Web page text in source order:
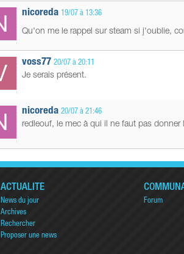
nicoreda 19/07 à 13:36
Qu'on me le rappel sur steam si j'oublie,
voss77 20/07 à 20:11
Je serais présent.
nicoreda 20/07 à 21:46
redleouf, le mec à qui il ne faut pas
ACTUALITÉ
News du jour
Archives
Rechercher
Proposer une news
Forum